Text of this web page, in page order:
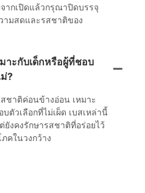
ากเปิดแล้วกรุณาปิดบรรจุ
มสดและรสชาติของ
ะกับเด็กหรือผู้ที่ชอบ
?
ชาติค่อนข้างอ่อน เหมาะ
ตัวเลือกที่ไม่เผ็ด เบสเหล่านี้
งคงรักษารสชาติที่อร่อยไว้
คในวงกว้าง